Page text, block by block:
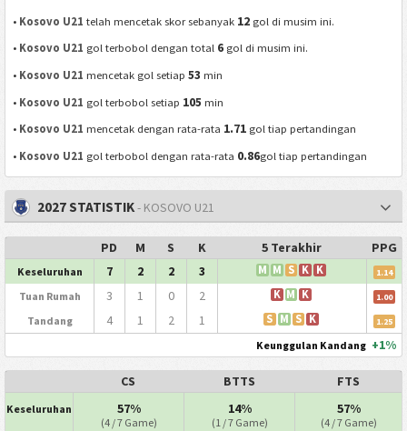
• Kosovo U21 telah mencetak skor sebanyak 12 gol di musim ini.
• Kosovo U21 gol terbobol dengan total 6 gol di musim ini.
• Kosovo U21 mencetak gol setiap53 min
• Kosovo U21 gol terbobol setiap 105 min
• Kosovo U21 mencetak dengan rata-rata 1.71 gol tiap pertandingan
• Kosovo U21 gol terbobol dengan rata-rata 0.86gol tiap pertandingan
2027 STATISTIK- KOSOVO U21
PD M S K 5 Terakhir PPG
Keseluruhan 7 2 2 3 M M S K K 1.14
Tuan Rumah 3 1 0 2 K M K 1.00
Tandang 4 1 2 1 S M S K 1.25
Keunggulan Kandang +1%
CS BTTS FTS
Keseluruhan 57%
(4 / 7 Game)
14%
(1 / 7 Game)
57%
(4 / 7 Game)